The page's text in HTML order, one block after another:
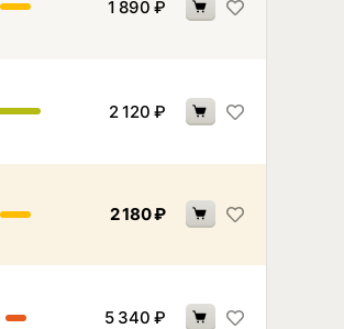
1 890 ₽
2 120 ₽
2 180₽
5 340 ₽